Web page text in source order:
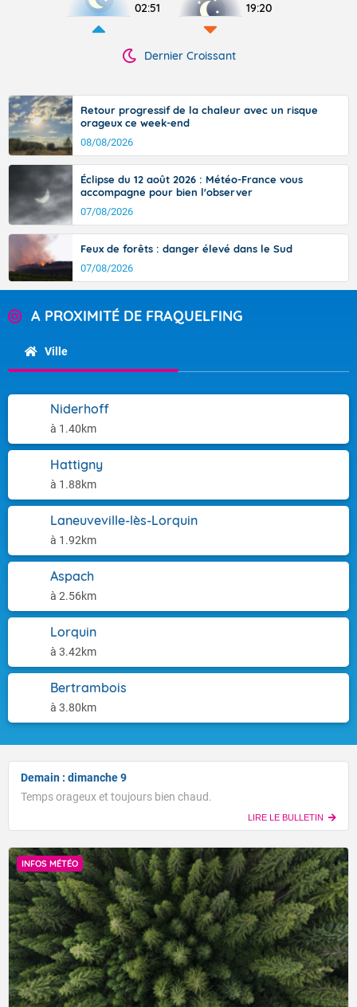
02:51 19:20
Dernier Croissant
Retour progressif de la chaleur avec un risque
orageux ce week-end
08/08/2026
Éclipse du 12 août 2026 : Météo-France vous
accompagne pour bien l'observer
07/08/2026
Feux de forêts : danger élevé dans le Sud
07/08/2026
A PROXIMITÉ DE FRAQUELFING
Ville
Niderhoff
à 1.40km
Hattigny
à 1.88km
Laneuveville-lès-Lorquin
à 1.92km
Aspach
à 2.56km
Lorquin
à 3.42km
Bertrambois
à 3.80km
Demain : dimanche 9
Temps orageux et toujours bien chaud.
LIRE LE BULLETIN
INFOS MÉTÉO